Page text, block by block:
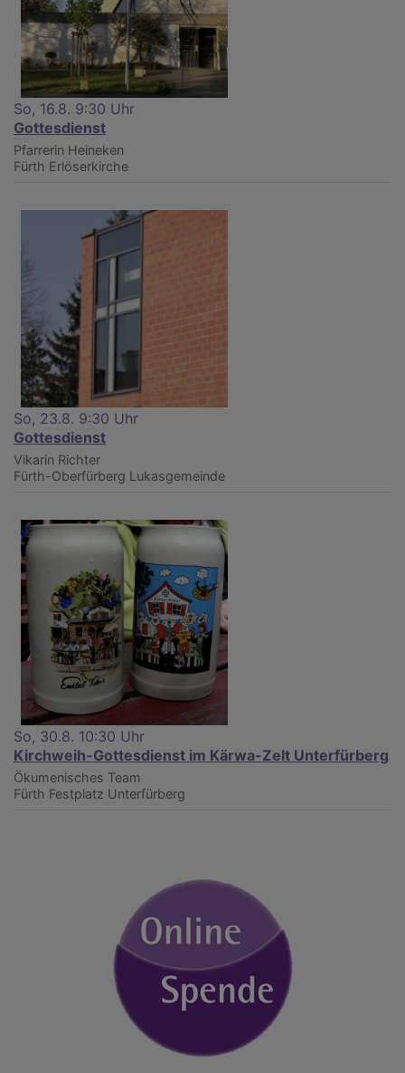
So, 16.8. 9:30 Uhr
Gottesdienst
Pfarrerin Heineken
Fürth Erlöserkirche
So, 23.8. 9:30 Uhr
Gottesdienst
Vikarin Richter
Fürth-Oberfürberg Lukasgemeinde
So, 30.8. 10:30 Uhr
Kirchweih-Gottesdienst im Kärwa-Zelt Unterfürberg
Ökumenisches Team
Fürth Festplatz Unterfürberg